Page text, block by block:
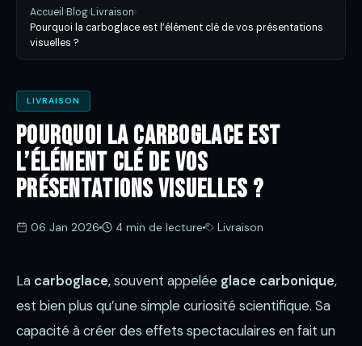
Accueil ›Blog›Livraison›
Pourquoi la carboglace est l’élément clé de vos présentations
visuelles ?
LIVRAISON
Pourquoi la carboglace est
l’élément clé de vos
présentations visuelles ?
06 Jan 2026 4 min de lecture Livraison
La carboglace, souvent appelée glace carbonique,
est bien plus qu’une simple curiosité scientifique. Sa
capacité à créer des effets spectaculaires en fait un